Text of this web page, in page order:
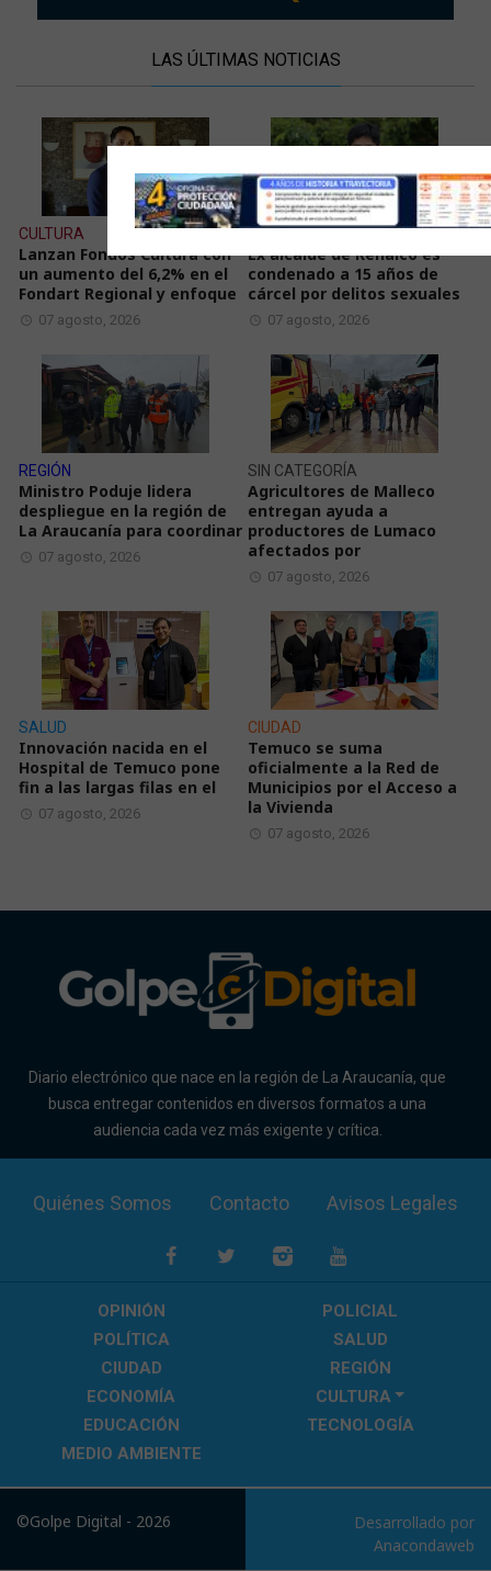
LAS ÚLTIMAS NOTICIAS
CULTURA
Lanzan Fondos Cultura con
un aumento del 6,2% en el
Fondart Regional y enfoque
07 agosto, 2026
JUDICIAL
Ex alcalde de Renaico es
condenado a 15 años de
cárcel por delitos sexuales
07 agosto, 2026
REGIÓN
Ministro Poduje lidera
despliegue en la región de
La Araucanía para coordinar
07 agosto, 2026
SIN CATEGORÍA
Agricultores de Malleco
entregan ayuda a
productores de Lumaco
afectados por
07 agosto, 2026
SALUD
Innovación nacida en el
Hospital de Temuco pone
fin a las largas filas en el
07 agosto, 2026
CIUDAD
Temuco se suma
oficialmente a la Red de
Municipios por el Acceso a
la Vivienda
07 agosto, 2026
Diario electrónico que nace en la región de La Araucanía, que
busca entregar contenidos en diversos formatos a una
audiencia cada vez más exigente y crítica.
Quiénes Somos Contacto Avisos Legales
OPINIÓN
POLICIAL
POLÍTICA
SALUD
CIUDAD
REGIÓN
ECONOMÍA
CULTURA
EDUCACIÓN
TECNOLOGÍA
MEDIO AMBIENTE
©Golpe Digital - 2026
Desarrollado por
Anacondaweb